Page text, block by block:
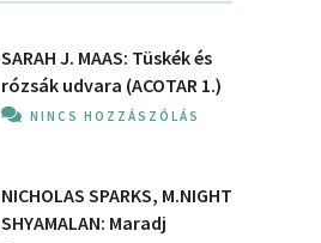
SARAH J. MAAS: Tüskék és
rózsák udvara (ACOTAR 1.)
NINCS HOZZÁSZÓLÁS
NICHOLAS SPARKS, M.NIGHT
SHYAMALAN: Maradj